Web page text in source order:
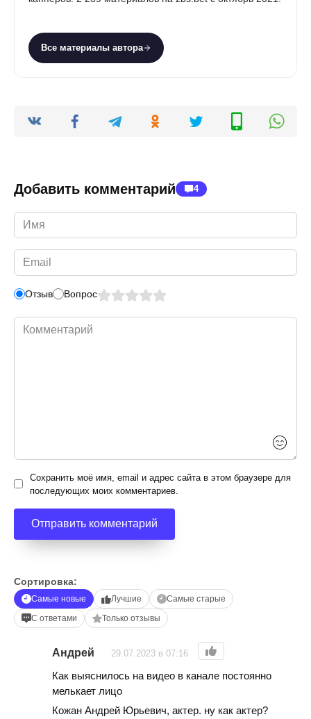
Все материалы автора
Добавить комментарий 4
Имя
*
Email
*
Отзыв Вопрос
Комментарий
Сохранить моё имя, email и адрес сайта в этом браузере для
последующих моих комментариев.
Сортировка:
Самые новые Лучшие
Самые старые
С ответами
Только отзывы
Андрей 29.07.2023 в 07:16
Как выяснилось на видео в канале постоянно
мелькает лицо
Кожан Андрей Юрьевич, актер. ну как актер?